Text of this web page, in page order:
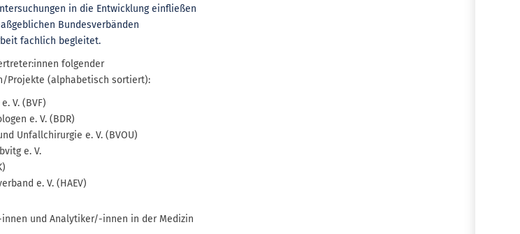
in die Entwicklung einfließen
Bundesverbänden
fachlich begleitet.
folgender
Projekte (alphabetisch sortiert):
V. (BVF)
e. V. (BDR)
Unfallchirurgie e. V. (BVOU)
e. V.
e. V. (HAEV)
und Analytiker/-innen in der Medizin